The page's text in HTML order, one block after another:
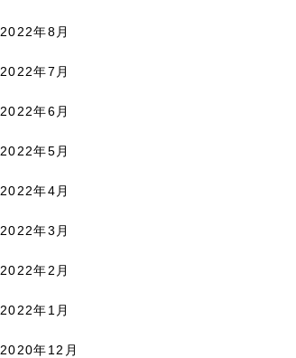
2022年8月
2022年7月
2022年6月
2022年5月
2022年4月
2022年3月
2022年2月
2022年1月
2020年12月